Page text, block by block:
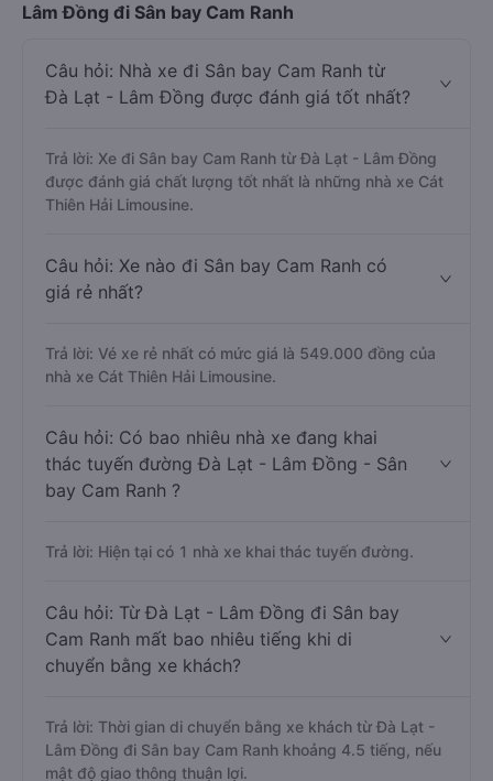
Lâm Đồng đi Sân bay Cam Ranh
Câu hỏi: Nhà xe đi Sân bay Cam Ranh từ
Đà Lạt - Lâm Đồng được đánh giá tốt nhất?
Trả lời: Xe đi Sân bay Cam Ranh từ Đà Lạt - Lâm Đồng
được đánh giá chất lượng tốt nhất là những nhà xe Cát
Thiên Hải Limousine.
Câu hỏi: Xe nào đi Sân bay Cam Ranh có
giá rẻ nhất?
Trả lời: Vé xe rẻ nhất có mức giá là 549.000 đồng của
nhà xe Cát Thiên Hải Limousine.
Câu hỏi: Có bao nhiêu nhà xe đang khai
thác tuyến đường Đà Lạt - Lâm Đồng - Sân
bay Cam Ranh ?
Trả lời: Hiện tại có 1 nhà xe khai thác tuyến đường.
Câu hỏi: Từ Đà Lạt - Lâm Đồng đi Sân bay
Cam Ranh mất bao nhiêu tiếng khi di
chuyển bằng xe khách?
Trả lời: Thời gian di chuyển bằng xe khách từ Đà Lạt -
Lâm Đồng đi Sân bay Cam Ranh khoảng 4.5 tiếng, nếu
mật độ giao thông thuận lợi.